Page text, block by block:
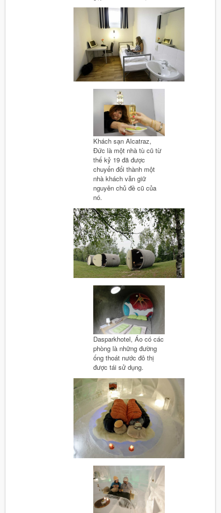
Khách sạn Alcatraz,
Đức là một nhà tù cũ từ
thế kỷ 19 đã được
chuyển đổi thành một
nhà khách vẫn giữ
nguyên chủ đề cũ của
nó.
Dasparkhotel, Áo có các
phòng là những đường
ống thoát nước đô thị
được tái sử dụng.